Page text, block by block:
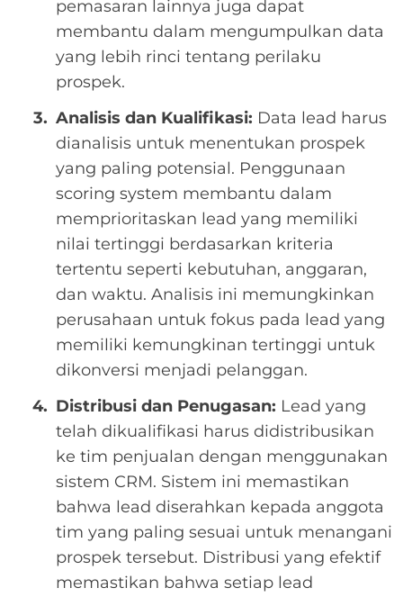
pemasaran lainnya juga dapat
membantu dalam mengumpulkan data
yang lebih rinci tentang perilaku
prospek.
Analisis dan Kualifikasi: Data lead harus
dianalisis untuk menentukan prospek
yang paling potensial. Penggunaan
scoring system membantu dalam
memprioritaskan lead yang memiliki
nilai tertinggi berdasarkan kriteria
tertentu seperti kebutuhan, anggaran,
dan waktu. Analisis ini memungkinkan
perusahaan untuk fokus pada lead yang
memiliki kemungkinan tertinggi untuk
dikonversi menjadi pelanggan.
Distribusi dan Penugasan: Lead yang
telah dikualifikasi harus didistribusikan
ke tim penjualan dengan menggunakan
sistem CRM. Sistem ini memastikan
bahwa lead diserahkan kepada anggota
tim yang paling sesuai untuk menangani
prospek tersebut. Distribusi yang efektif
memastikan bahwa setiap lead